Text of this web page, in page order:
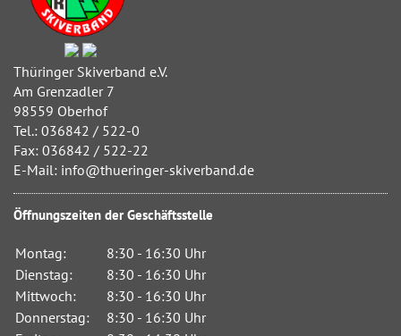
Thüringer Skiverband e.V.
Am Grenzadler 7
98559 Oberhof
Tel.: 036842 / 522-0
Fax: 036842 / 522-22
E-Mail: info@thueringer-skiverband.de
Öffnungszeiten der Geschäftsstelle
Montag:
8:30 - 16:30 Uhr
Dienstag:
8:30 - 16:30 Uhr
Mittwoch:
8:30 - 16:30 Uhr
Donnerstag:
8:30 - 16:30 Uhr